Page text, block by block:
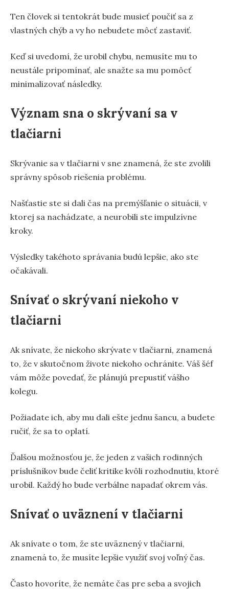
Ten človek si tentokrát bude musieť poučiť sa z
vlastných chýb a vy ho nebudete môcť zastaviť.
Keď si uvedomí, že urobil chybu, nemusíte mu to
neustále pripomínať, ale snažte sa mu pomôcť
minimalizovať následky.
Význam sna o skrývaní sa v
tlačiarni
Skrývanie sa v tlačiarni v sne znamená, že ste zvolili
správny spôsob riešenia problému.
Našťastie ste si dali čas na premýšľanie o situácii, v
ktorej sa nachádzate, a neurobili ste impulzívne
kroky.
Výsledky takéhoto správania budú lepšie, ako ste
očakávali.
Snívať o skrývaní niekoho v
tlačiarni
Ak snívate, že niekoho skrývate v tlačiarni, znamená
to, že v skutočnom živote niekoho ochránite. Váš šéf
vám môže povedať, že plánujú prepustiť vášho
kolegu.
Požiadate ich, aby mu dali ešte jednu šancu, a budete
ručiť, že sa to oplatí.
Ďalšou možnosťou je, že jeden z vašich rodinných
príslušníkov bude čeliť kritike kvôli rozhodnutiu, ktoré
urobil. Každý ho bude verbálne napadať okrem vás.
Snívať o uväznení v tlačiarni
Ak snívate o tom, že ste uväznený v tlačiarni,
znamená to, že musíte lepšie využiť svoj voľný čas.
Často hovoríte, že nemáte čas pre seba a svojich